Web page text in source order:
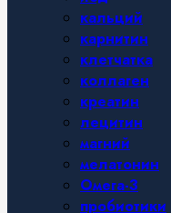
кальций
карнитин
клетчатка
коллаген
креатин
лецитин
магний
мелатонин
Омега-3
пробиотики